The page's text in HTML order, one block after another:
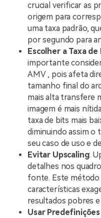
crucial verificar as
origem para
uma taxa padrão,
por segundo para
Escolher a Taxa
importante
AMV , pois afeta
tamanho final do
mais alta transfere
imagem é mais
taxa de bits mais
diminuindo assim o
seu caso de uso e
Evitar Upscaling:
detalhes nos
fonte. Este
características
resultados pobres
Usar